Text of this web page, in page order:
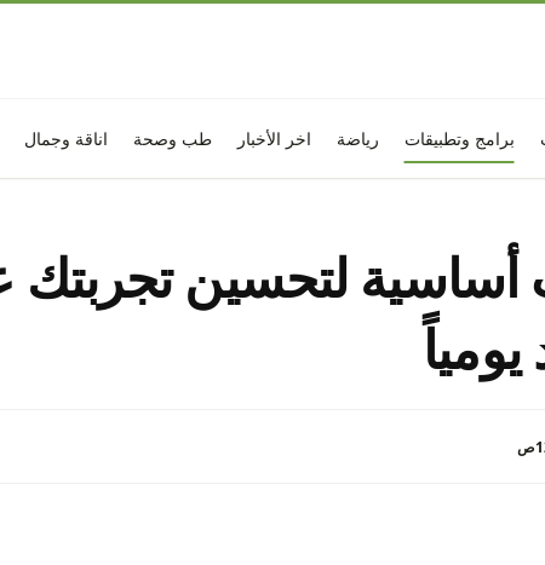
برامج وتطبيقات رياضة اخر الأخبار طب وصحة اناقة وجمال
أساسية لتحسين تجربتك
يومياً